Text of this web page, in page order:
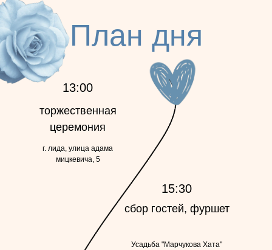
План дня
13:00
торжественная
церемония
г. лида, улица адама
мицкевича, 5
Усадьба "Марчукова Хата"
сбор гостей, фуршет
15:30